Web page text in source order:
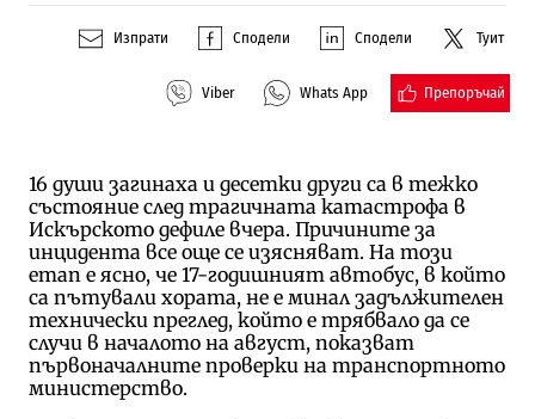
Изпрати Сподели Сподели Туит
Viber Whats App Препоръчай
16 души загинаха и десетки други са в тежко
състояние след трагичната катастрофа в
Искърското дефиле вчера. Причините за
инцидента все още се изясняват. На този
етап е ясно, че 17-годишният автобус, в който
са пътували хората, не е минал задължителен
технически преглед, който е трябвало да се
случи в началото на август, показват
първоначалните проверки на транспортното
министерство.